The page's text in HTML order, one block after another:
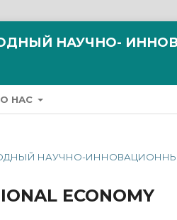
НАУЧНО-
О НАС
НАУЧНО-
ECONOMY